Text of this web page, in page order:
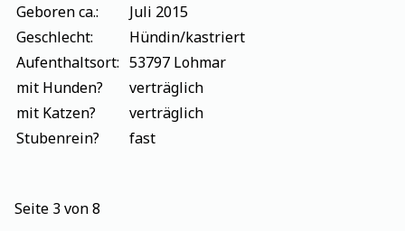
Geboren ca.:
Juli 2015
Geschlecht:
Hündin/kastriert
Aufenthaltsort: 53797 Lohmar
mit Hunden?
verträglich
mit Katzen?
verträglich
Stubenrein?
fast
Seite 3 von 8